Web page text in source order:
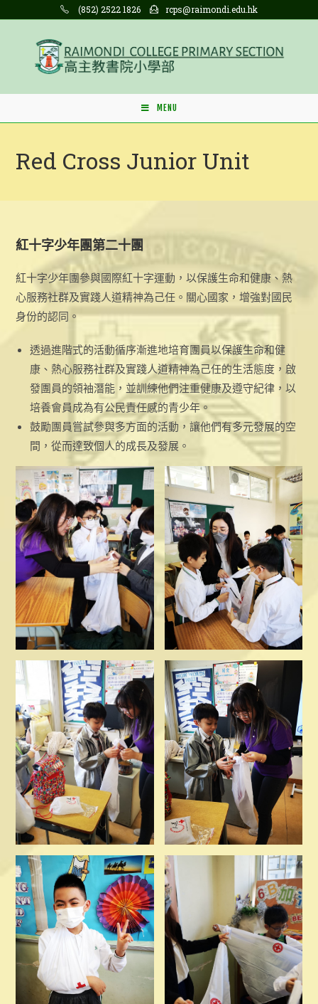
content
(852) 2522 1826 rcps@raimondi.edu.hk
MENU
Red Cross Junior Unit
紅十字少年團第二十團
紅十字少年團參與國際紅十字運動，以保護生命和健康、熱
心服務社群及實踐人道精神為己任。關心國家，增強對國民
身份的認同。
透過進階式的活動循序漸進地培育團員以保護生命和健
康、熱心服務社群及實踐人道精神為己任的生活態度，啟
發團員的領袖潛能，並訓練他們注重健康及遵守紀律，以
培養會員成為有公民責任感的青少年。
鼓勵團員嘗試參與多方面的活動，讓他們有多元發展的空
間，從而達致個人的成長及發展。